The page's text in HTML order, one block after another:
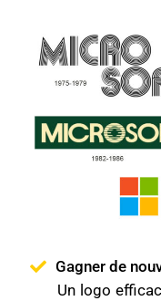
Gagner de
Un logo